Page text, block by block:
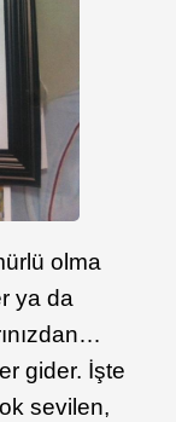
olma
ya da
gider. İşte
sevilen,